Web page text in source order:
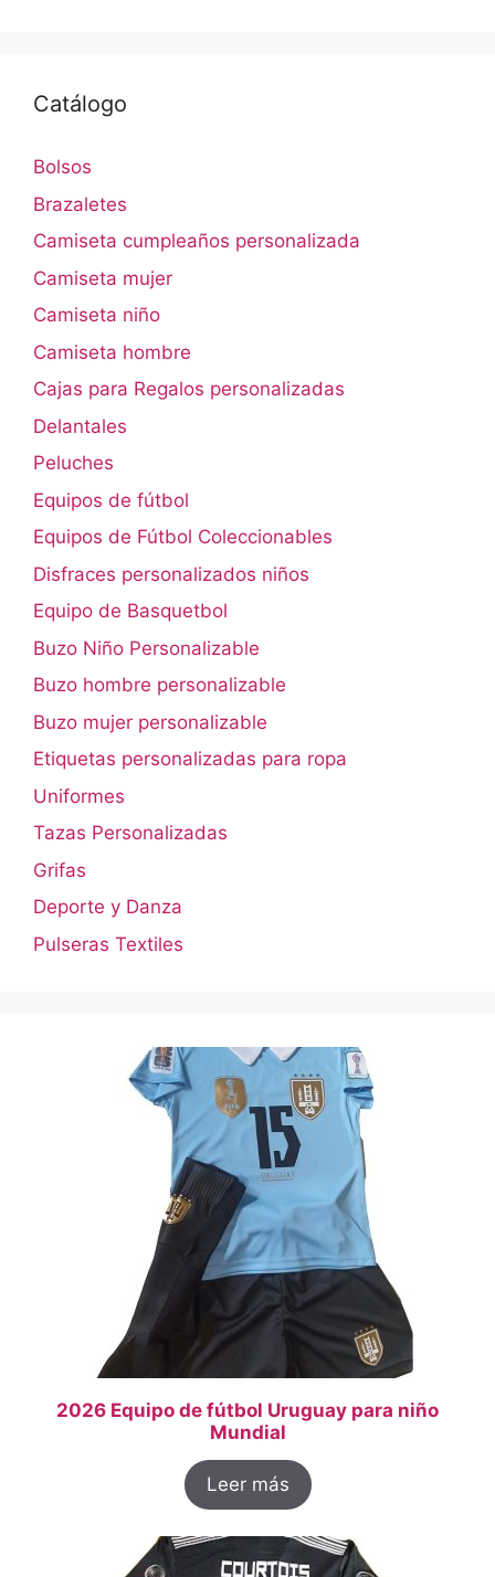
Catálogo
Bolsos
Brazaletes
Camiseta cumpleaños personalizada
Camiseta mujer
Camiseta niño
Camiseta hombre
Cajas para Regalos personalizadas
Delantales
Peluches
Equipos de fútbol
Equipos de Fútbol Coleccionables
Disfraces personalizados niños
Equipo de Basquetbol
Buzo Niño Personalizable
Buzo hombre personalizable
Buzo mujer personalizable
Etiquetas personalizadas para ropa
Uniformes
Tazas Personalizadas
Grifas
Deporte y Danza
Pulseras Textiles
2026 Equipo de fútbol Uruguay para niño
Mundial
Leer más